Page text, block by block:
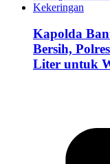
Kapolda
Bersih,
Liter untuk